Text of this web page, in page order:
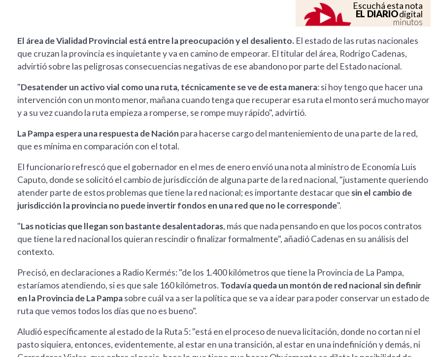
Escuchá esta nota
EL DIARIOdigital
minutos
El área de Vialidad Provincial está entre la preocupación y el desaliento. El estado de las rutas nacionales
que cruzan la provincia es inquietante y va en camino de empeorar. El titular del área, Rodrigo Cadenas,
advirtió sobre las peligrosas consecuencias negativas de ese abandono por parte del Estado nacional.
"Desatender un activo vial como una ruta, técnicamente se ve de esta manera: si hoy tengo que hacer una
intervención con un monto menor, mañana cuando tenga que recuperar esa ruta el monto será mucho mayor
y a su vez cuando la ruta empieza a romperse, se rompe muy rápido", advirtió.
La Pampa espera una respuesta de Nación para hacerse cargo del manteniemiento de una parte de la red,
que es mínima en comparación con el total.
El funcionario refrescó que el gobernador en el mes de enero envió una nota al ministro de Economía Luis
Caputo, donde se solicitó el cambio de jurisdicción de alguna parte de la red nacional, "justamente queriendo
atender parte de estos problemas que tiene la red nacional; es importante destacar que sin el cambio de
jurisdicción la provincia no puede invertir fondos en una red que no le corresponde".
"Las noticias que llegan son bastante desalentadoras, más que nada pensando en que los pocos contratos
que tiene la red nacional los quieran rescindir o finalizar formalmente", añadió Cadenas en su análisis del
contexto.
Precisó, en declaraciones a Radio Kermés: "de los 1.400 kilómetros que tiene la Provincia de La Pampa,
estaríamos atendiendo, si es que sale 160 kilómetros. Todavía queda un montón de red nacional sin definir
en la Provincia de La Pampasobre cuál va a ser la política que se va a idear para poder conservar un estado de
ruta que vemos todos los días que no es bueno".
Aludió específicamente al estado de la Ruta 5: "está en el proceso de nueva licitación, donde no cortan ni el
pasto siquiera, entonces, evidentemente, al estar en una transición, al estar en una indefinición y demás, ni